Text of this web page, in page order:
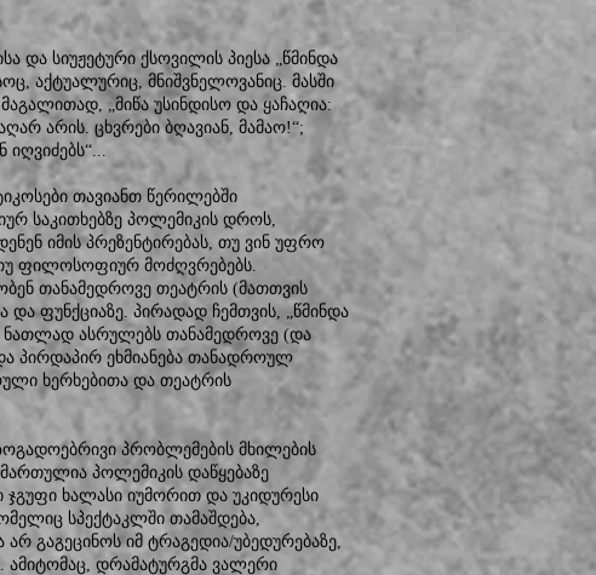
სიუჟეტური ქსოვილის პიესა „წმინდა
აქტუალურიც, მნიშვნელოვანიც. მასში
„მიწა უსინდისო და ყაჩაღია:
არის. ცხვრები ბღავიან, მამაო!“;
თავიანთ წერილებში
საკითხებზე პოლემიკის დროს,
იმის პრეზენტირებას, თუ ვინ უფრო
ფილოსოფიურ მოძღვრებებს.
თანამედროვე თეატრის (მათთვის
ფუნქციაზე. პირადად ჩემთვის, „წმინდა
ნათლად ასრულებს თანამედროვე (და
პირდაპირ ეხმიანება თანადროულ
ხერხებითა და თეატრის
პრობლემების მხილების
პოლემიკის დაწყებაზე
ხალასი იუმორით და უკიდურესი
სპექტაკლში თამაშდება,
გაგეცინოს იმ ტრაგედია/უბედურებაზე,
ამიტომაც, დრამატურგმა ვალერი